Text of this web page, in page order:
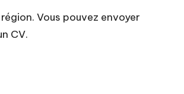
Vous pouvez envoyer
CV.